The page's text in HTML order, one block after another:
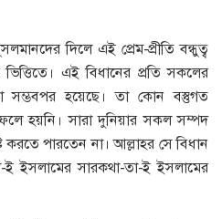
দিলে এই প্রেম-প্রীতি বন্ধুত্ব
এই বিধানের প্রতি সকলের
সম্ভবপর হয়েছে। তা কোন বস্তুগত
হয়নি। সারা দুনিয়ার সকল সম্পদ
করতে পারতেন না। আল্লাহর সে বিধান
ইসলামের সারকথা-তা-ই ইসলামের